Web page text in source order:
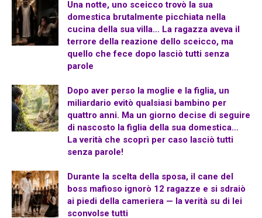
Una notte, uno sceicco trovò la sua
domestica brutalmente picchiata nella
cucina della sua villa… La ragazza aveva il
terrore della reazione dello sceicco, ma
quello che fece dopo lasciò tutti senza
parole
Dopo aver perso la moglie e la figlia, un
miliardario evitò qualsiasi bambino per
quattro anni. Ma un giorno decise di seguire
di nascosto la figlia della sua domestica…
La verità che scoprì per caso lasciò tutti
senza parole!
Durante la scelta della sposa, il cane del
boss mafioso ignorò 12 ragazze e si sdraiò
ai piedi della cameriera — la verità su di lei
sconvolse tutti